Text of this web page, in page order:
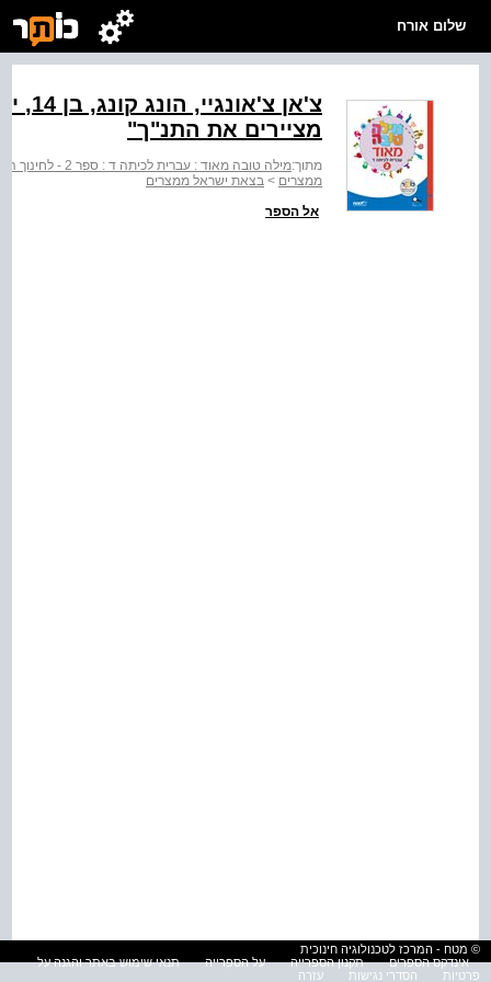
שלום אורח
מציירים את התנ‭"ך"‬
מתוך:מילה טובה מאוד : עברית לכיתה ד : ספר 2 - לחינוך הממלכתי
ממצרים > בצאת ישראל ממצרים
אל הספר
© מטח - המרכז לטכנולוגיה חינוכית
אינדקס הספרים
תקנון הספרייה על הספרייה
תנאי שימוש באתר והגנה על
פרטיות
הסדרי נגישות עזרה